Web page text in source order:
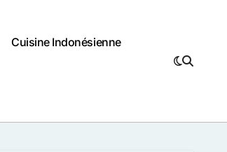
Cuisine Indonésienne